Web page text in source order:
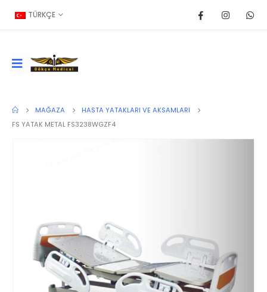
TÜRKÇE
MAĞAZA
HASTA YATAKLARI VE AKSAMLARI
FS YATAK METAL FS3238WGZF4